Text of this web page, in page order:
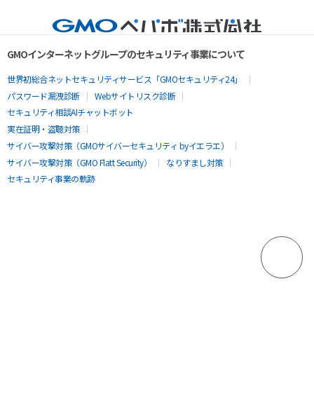
GMOインターネットグループのセキュリティ事業について
世界初総合ネットセキュリティサービス「GMOセキュリティ24」
パスワード漏洩診断
Webサイトリスク診断
セキュリティ相談AIチャットボット
実在証明・盗聴対策
サイバー攻撃対策（GMOサイバーセキュリティ byイエラエ）
サイバー攻撃対策（GMO Flatt Security）
なりすまし対策
セキュリティ事業の軌跡